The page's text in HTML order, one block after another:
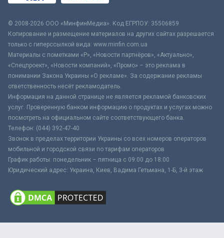
© 2008-2026 ООО «МинфинМедиа». Код ЕГРПОУ: 35506859
Копирование и размещение материалов на других сайтах разрешается
только с гиперссылкой вида: www.minfin.com.ua
Материалы с пометками «Р», «Новости партнёров», «Актуально»,
«Спецпроект», «Новости компаний», «Промо» – это реклама в
понимании Закона Украины «О рекламе». За содержание рекламы
ответственность несёт рекламодатель.
Информация на данной странице не является рекламой банковских
услуг. Проверенную банком информацию о продуктах и услугах можно
посмотреть на официальном сайте соответствующего банка.
Телефон: (044) 392-47-40
Звонок в пределах территории Украины со всех номеров операторов
мобильной и городской связи по тарифам операторов
График работы: понедельник – пятница с 09:00 до 18:00
Юридический адрес: Украина, Киев, Вадима Гетьмана, 1-Б, 3-й этаж